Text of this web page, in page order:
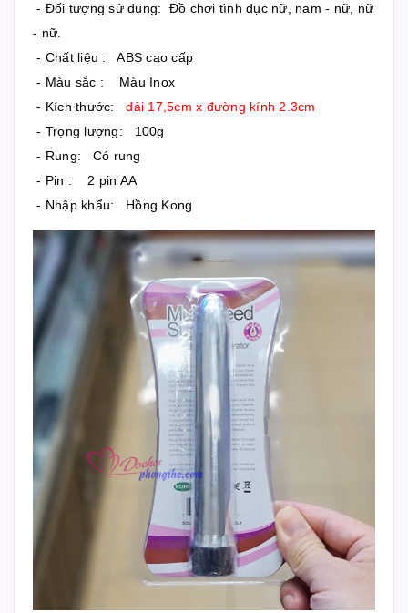
- Đối tượng sử dụng: Đồ chơi tình dục nữ, nam - nữ, nữ
- nữ.
- Chất liệu : ABS cao cấp
- Màu sắc : Màu Inox
- Kích thước:dài 17,5cm x đường kính 2.3cm
- Trọng lượng: 100g
- Rung: Có rung
- Pin : 2 pin AA
- Nhập khẩu: Hồng Kong